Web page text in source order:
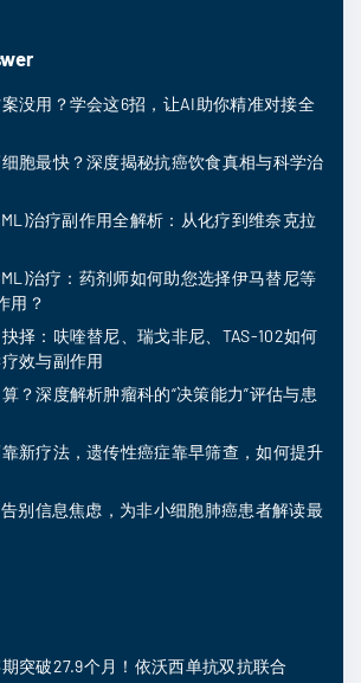
没用？学会这6招，让AI助你精准对接全
胞最快？深度揭秘抗癌饮食真相与科学治
治疗副作用全解析：从化疗到维奈克拉
治疗：药剂师如何助您选择伊马替尼等
用？
择：呋喹替尼、瑞戈非尼、TAS-102如何
效与副作用
？深度解析肿瘤科的“决策能力”评估与患
新疗法，遗传性癌症靠早筛查，如何提升
别信息焦虑，为非小细胞肺癌患者解读最
突破27.9个月！依沃西单抗双抗联合